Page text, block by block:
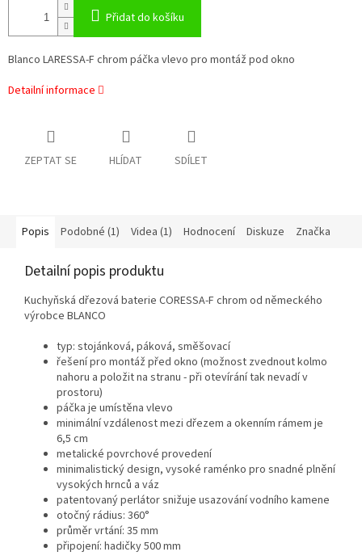
Přidat do košíku
Blanco LARESSA-F chrom páčka vlevo pro montáž pod okno
Detailní informace
ZEPTAT SE HLÍDAT SDÍLET
Popis Podobné (1) Videa (1) Hodnocení Diskuze Značka
Detailní popis produktu
Kuchyňská dřezová baterie CORESSA-F chrom od německého
výrobce BLANCO
typ: stojánková, páková, směšovací
řešení pro montáž před okno (možnost zvednout kolmo
nahoru a položit na stranu - při otevírání tak nevadí v
prostoru)
páčka je umístěna vlevo
minimální vzdálenost mezi dřezem a okenním rámem je
6,5 cm
metalické povrchové provedení
minimalistický design, vysoké raménko pro snadné plnění
vysokých hrnců a váz
patentovaný perlátor snižuje usazování vodního kamene
otočný rádius: 360°
průměr vrtání: 35 mm
připojení: hadičky 500 mm